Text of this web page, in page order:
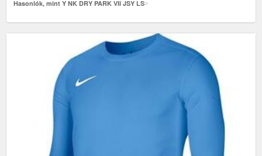
Hasonlók, mint Y NK DRY PARK VII JSY LS